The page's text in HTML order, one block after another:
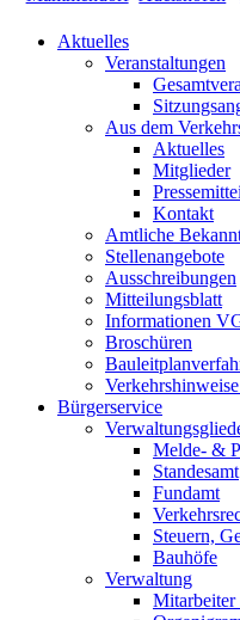
Aktuelles
Veranstaltungen
Aus dem
Aktuelles
Mitglieder
Kontakt
Amtliche
Stellenangebote
Ausschreibungen
Mitteilungsblatt
Informationen
Broschüren
Bürgerservice
Melde- &
Standesamt
Fundamt
Steuern,
Bauhöfe
Verwaltung
Mitarbeiter